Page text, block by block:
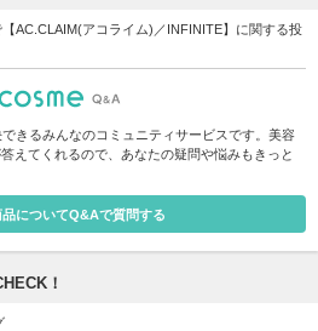
AC.CLAIM(アコライム)／INFINITE】に関する投
きるみんなのコミュニティサービスです。美容
えてくれるので、あなたの疑問や悩みもきっと
品についてQ&Aで質問する
！